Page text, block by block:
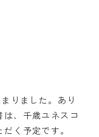
りました。あり
、千歳ユネスコ
く予定です。